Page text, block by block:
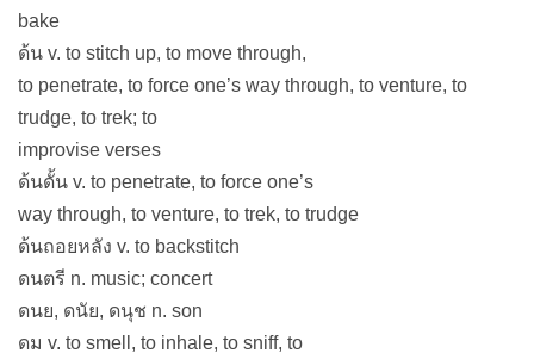
bake
ด้น v. to stitch up, to move through,
to penetrate, to force one’s way through, to venture, to
trudge, to trek; to
improvise verses
ด้นดั้น v. to penetrate, to force one’s
way through, to venture, to trek, to trudge
ด้นถอยหลัง v. to backstitch
ดนตรี n. music; concert
ดนย, ดนัย, ดนุช n. son
ดม v. to smell, to inhale, to sniff, to